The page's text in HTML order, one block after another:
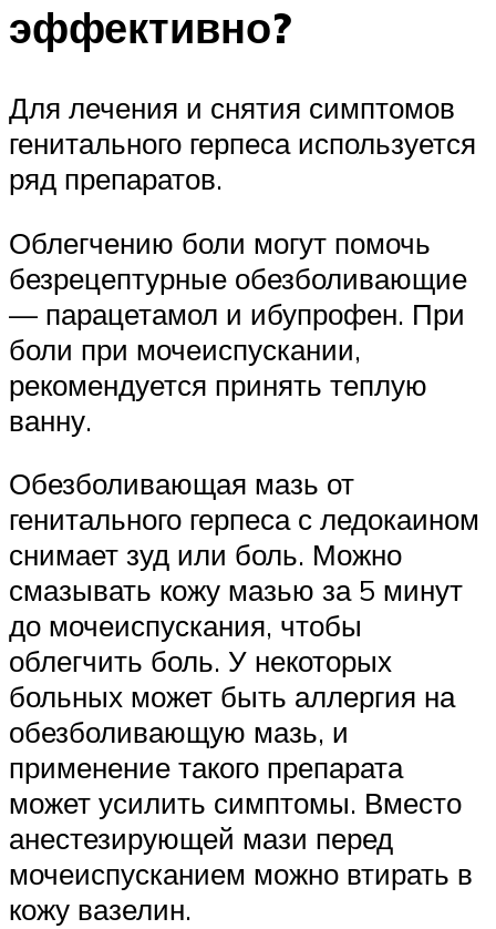
эффективно?
Для лечения и снятия симптомов
генитального герпеса используется
ряд препаратов.
Облегчению боли могут помочь
безрецептурные обезболивающие
— парацетамол и ибупрофен. При
боли при мочеиспускании,
рекомендуется принять теплую
ванну.
Обезболивающая мазь от
генитального герпеса с ледокаином
снимает зуд или боль. Можно
смазывать кожу мазью за 5 минут
до мочеиспускания, чтобы
облегчить боль. У некоторых
больных может быть аллергия на
обезболивающую мазь, и
применение такого препарата
может усилить симптомы. Вместо
анестезирующей мази перед
мочеиспусканием можно втирать в
кожу вазелин.